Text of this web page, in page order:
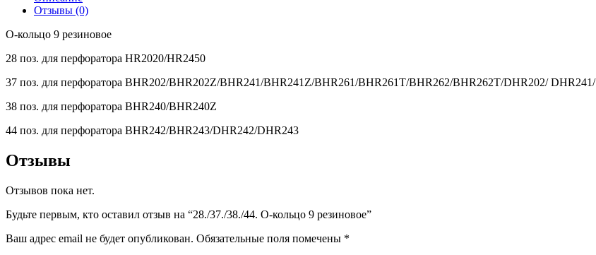
Отзывы (0)
О-кольцо 9 резиновое
28 поз. для перфоратора HR2020/HR2450
37 поз. для перфоратора BHR202/BHR202Z/BHR241/BHR241Z/BHR261/BHR261T/BHR262/BHR262T/DHR202/ DHR241/
38 поз. для перфоратора BHR240/BHR240Z
44 поз. для перфоратора BHR242/BHR243/DHR242/DHR243
Отзывы
Отзывов пока нет.
Будьте первым, кто оставил отзыв на “28./37./38./44. О-кольцо 9 резиновое”
Ваш адрес email не будет опубликован. Обязательные поля помечены *